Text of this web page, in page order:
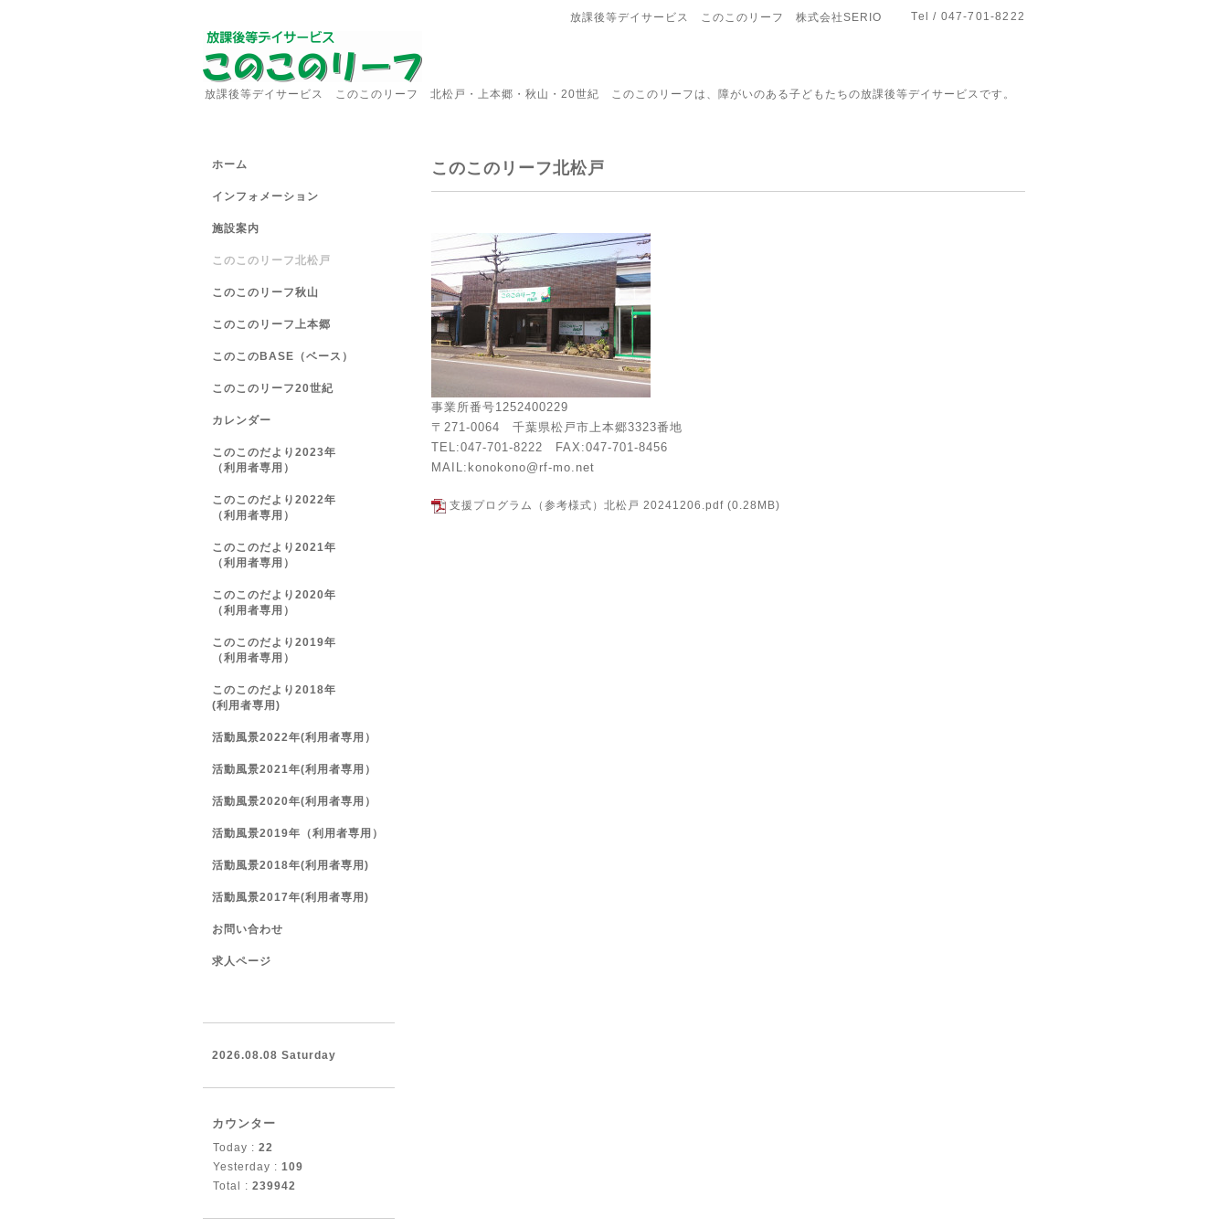
放課後等デイサービス このこのリーフ 株式会社SERIO Tel / 047-701-8222
放課後等デイサービス このこのリーフ 北松戸・上本郷・秋山・20世紀 このこのリーフは、障がいのある子どもたちの放課後等デイサービスです。
このこのリーフ北松戸
事業所番号1252400229
〒271-0064 千葉県松戸市上本郷3323番地
TEL:047-701-8222 FAX:047-701-8456
MAIL:konokono@rf-mo.net
支援プログラム（参考様式）北松戸 20241206.pdf (0.28MB)
ホーム
インフォメーション
施設案内
このこのリーフ北松戸
このこのリーフ秋山
このこのリーフ上本郷
このこのBASE（ベース）
このこのリーフ20世紀
カレンダー
このこのだより2023年
（利用者専用）
このこのだより2022年
（利用者専用）
このこのだより2021年
（利用者専用）
このこのだより2020年
（利用者専用）
このこのだより2019年
（利用者専用）
このこのだより2018年
(利用者専用)
活動風景2022年(利用者専用）
活動風景2021年(利用者専用）
活動風景2020年(利用者専用）
活動風景2019年（利用者専用）
活動風景2018年(利用者専用)
活動風景2017年(利用者専用)
お問い合わせ
求人ページ
2026.08.08 Saturday
カウンター
Today : 22
Yesterday : 109
Total : 239942